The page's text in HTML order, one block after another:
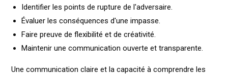
Identifier les points de rupture de l'adversaire.
Évaluer les conséquences d'une impasse.
Faire preuve de flexibilité et de créativité.
Maintenir une communication ouverte et transparente.
Une communication claire et la capacité à comprendre les